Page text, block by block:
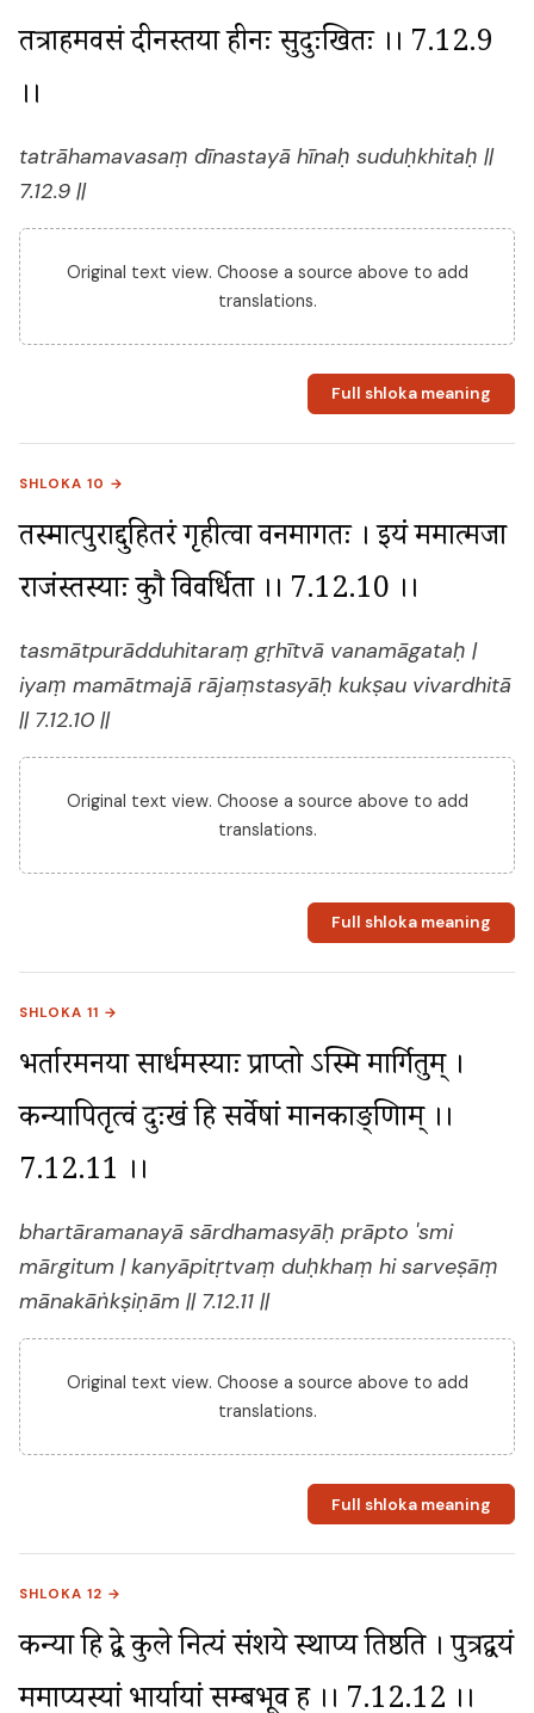
तत्राहमवसं दीनस्तया हीनः सुदुःखितः ।। 7.12.9
।।
tatrāhamavasaṃ dīnastayā hīnaḥ suduḥkhitaḥ ||
7.12.9 ||
Original text view. Choose a source above to add
translations.
Full shloka meaning
SHLOKA 10 →
तस्मात्पुराद्दुहितरं गृहीत्वा वनमागतः । इयं ममात्मजा
राजंस्तस्याः कुक्षौ विवर्धिता ।। 7.12.10 ।।
tasmātpurādduhitaraṃ gṛhītvā vanamāgataḥ |
iyaṃ mamātmajā rājaṃstasyāḥ kukṣau vivardhitā
|| 7.12.10 ||
Original text view. Choose a source above to add
translations.
Full shloka meaning
SHLOKA 11 →
भर्तारमनया सार्धमस्याः प्राप्तो ऽस्मि मार्गितुम् ।
कन्यापितृत्वं दुःखं हि सर्वेषां मानकाङ्क्षिणाम् ।।
7.12.11 ।।
bhartāramanayā sārdhamasyāḥ prāpto 'smi
mārgitum | kanyāpitṛtvaṃ duḥkhaṃ hi sarveṣāṃ
mānakāṅkṣiṇām || 7.12.11 ||
Original text view. Choose a source above to add
translations.
Full shloka meaning
SHLOKA 12 →
कन्या हि द्वे कुले नित्यं संशये स्थाप्य तिष्ठति । पुत्रद्वयं
ममाप्यस्यां भार्यायां सम्बभूव ह ।। 7.12.12 ।।